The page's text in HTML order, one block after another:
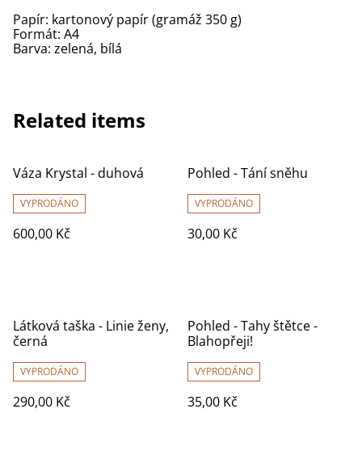
Papír: kartonový papír (gramáž 350 g)
Formát: A4
Barva: zelená, bílá
Related items
Váza Krystal - duhová
VYPRODÁNO
600,00 Kč
Pohled - Tání sněhu
VYPRODÁNO
30,00 Kč
Látková taška - Linie ženy,
černá
VYPRODÁNO
290,00 Kč
Pohled - Tahy štětce -
Blahopřeji!
VYPRODÁNO
35,00 Kč